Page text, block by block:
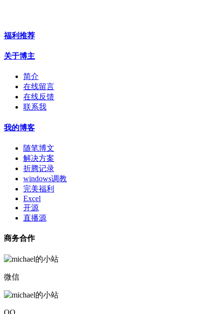
福利推荐
关于博主
简介
在线留言
在线反馈
联系我
我的博客
随笔博文
解决方案
折腾记录
windows调教
完美福利
Excel
开源
直播源
商务合作
微信
QQ